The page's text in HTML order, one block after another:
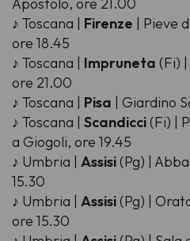
♪ Toscana | Firenze | Pieve
ore 18.45
♪ Toscana | Impruneta (Fi)
ore 21.00
♪ Toscana | Pisa | Giardino
♪ Toscana | Scandicci(Fi) |
a Giogoli, ore 19.45
♪ Umbria | Assisi(Pg) |
15.30
♪ Umbria | Assisi(Pg) |
ore 15.30